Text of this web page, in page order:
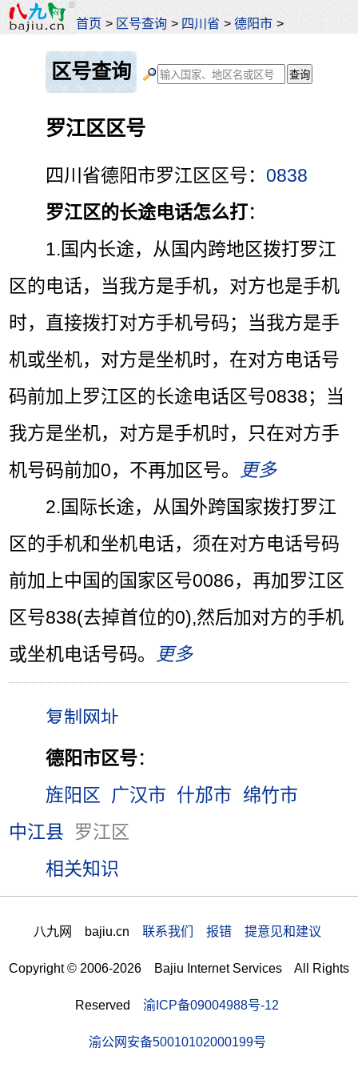
首页 > 区号查询 > 四川省 >德阳市 >
区号查询
罗江区区号
四川省德阳市罗江区区号： 0838
罗江区的长途电话怎么打：
1.国内长途，从国内跨地区拨打罗江
区的电话，当我方是手机，对方也是手机
时，直接拨打对方手机号码；当我方是手
机或坐机，对方是坐机时，在对方电话号
码前加上罗江区的长途电话区号0838；当
我方是坐机，对方是手机时，只在对方手
机号码前加0，不再加区号。
更多
2.国际长途，从国外跨国家拨打罗江
区的手机和坐机电话，须在对方电话号码
前加上中国的国家区号0086，再加罗江区
区号838(去掉首位的0),然后加对方的手机
或坐机电话号码。
更多
德阳市区号：
旌阳区
广汉市 什邡市
绵竹市
中江县
罗江区
相关知识
八九网 bajiu.cn 联系我们 报错 提意见和建议
Copyright © 2006-2026 Bajiu Internet Services All Rights
Reserved 渝ICP备09004988号-12
渝公网安备50010102000199号